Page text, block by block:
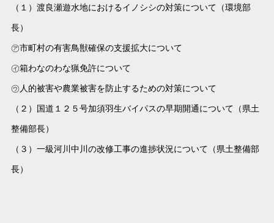
（１）渡良瀬遊水地におけるイノシシの対策について（環境部
長）
㋐市町村の有害鳥獣確保の支援拡大について
㋑箱わなのわな猟免許について
㋒人的被害や農業被害を防止するための対策について
（２）国道１２５号加須羽生バイパスの早期開通について（県土
整備部長）
（３）一級河川中川の改修工事の進捗状況について（県土整備部
長）